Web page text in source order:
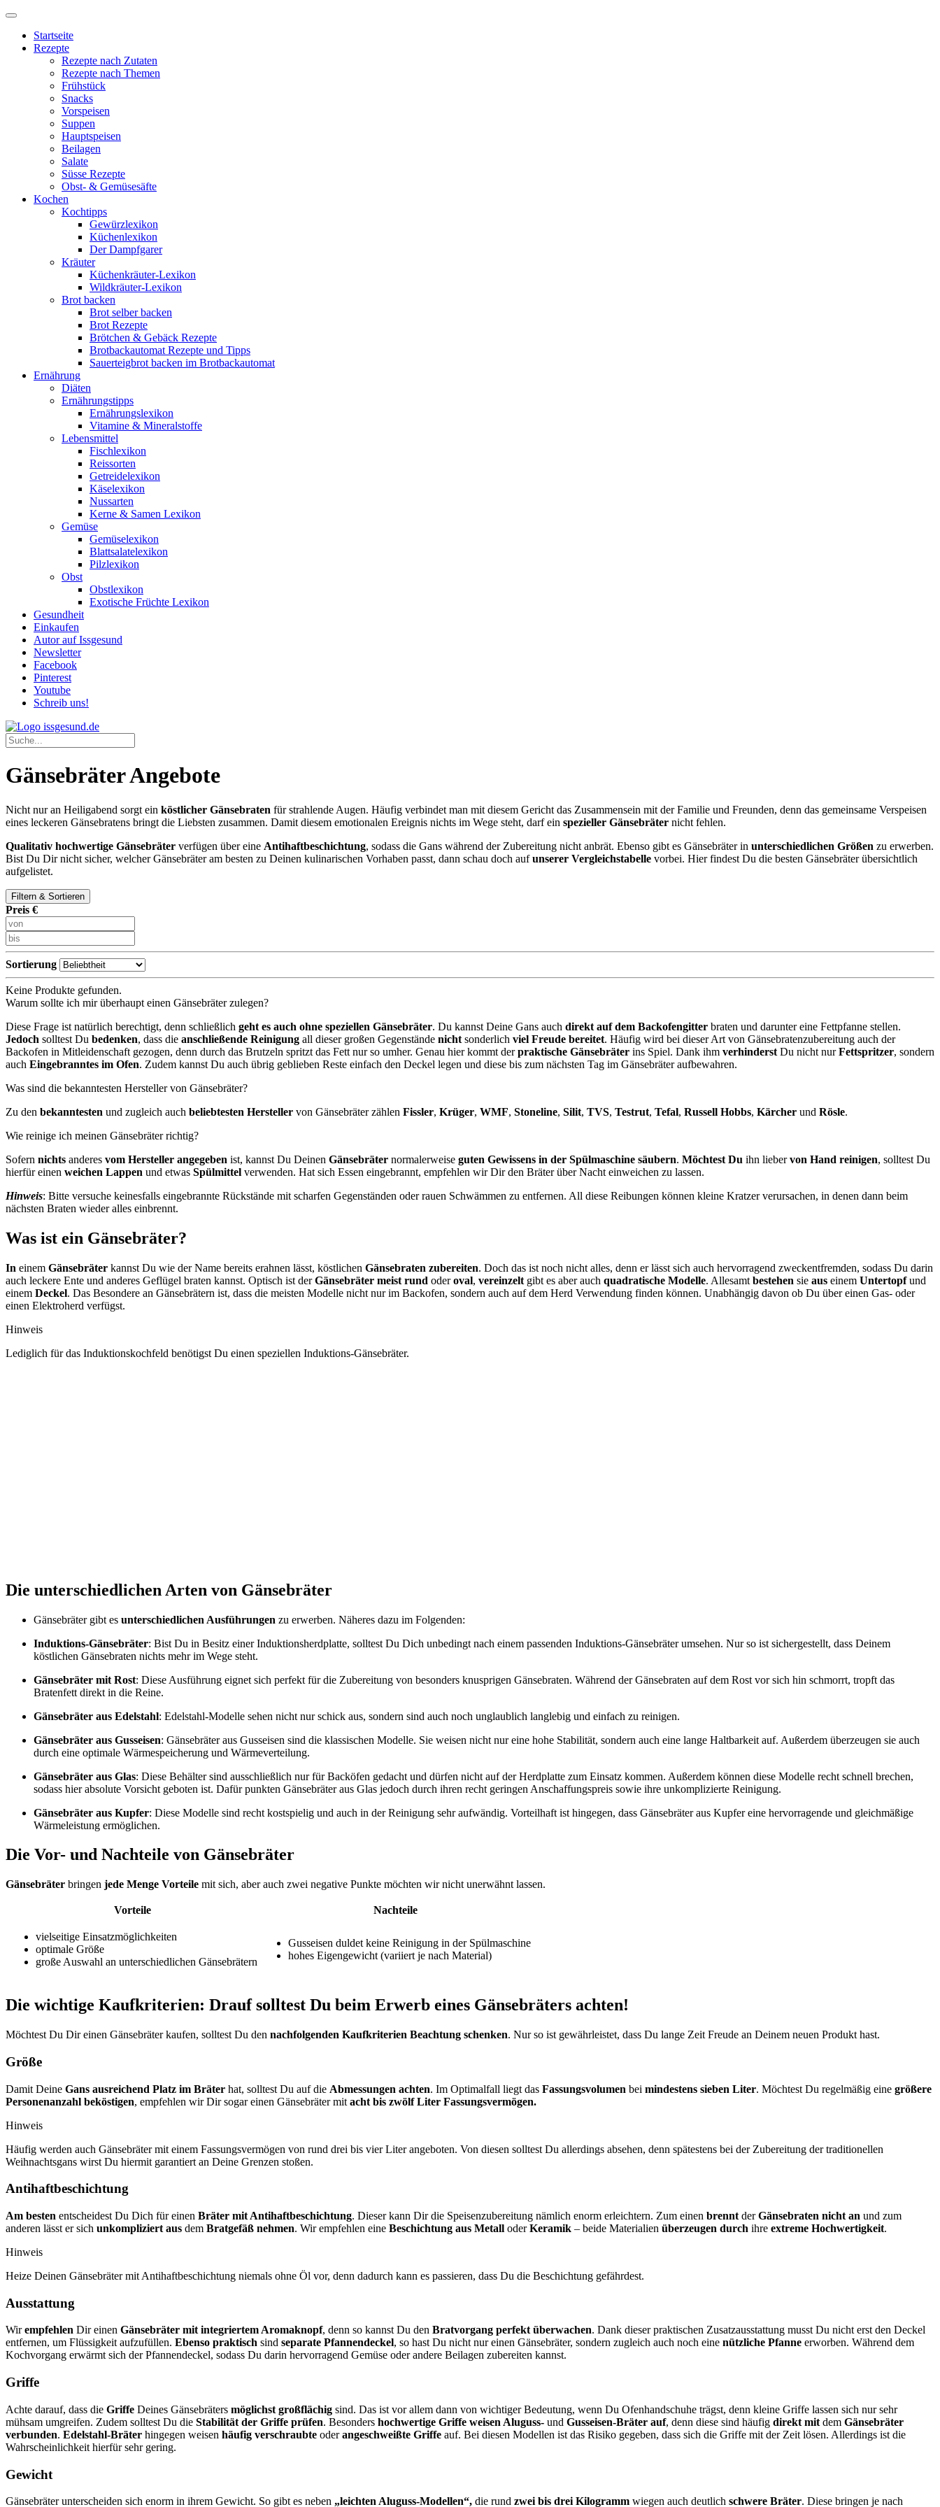
Startseite
Rezepte
Rezepte nach Zutaten
Rezepte nach Themen
Frühstück
Snacks
Vorspeisen
Suppen
Hauptspeisen
Beilagen
Salate
Süsse Rezepte
Obst- & Gemüsesäfte
Kochen
Kochtipps
Gewürzlexikon
Küchenlexikon
Der Dampfgarer
Kräuter
Küchenkräuter-Lexikon
Wildkräuter-Lexikon
Brot backen
Brot selber backen
Brot Rezepte
Brötchen & Gebäck Rezepte
Brotbackautomat Rezepte und Tipps
Sauerteigbrot backen im Brotbackautomat
Ernährung
Diäten
Ernährungstipps
Ernährungslexikon
Vitamine & Mineralstoffe
Lebensmittel
Fischlexikon
Reissorten
Getreidelexikon
Käselexikon
Nussarten
Kerne & Samen Lexikon
Gemüse
Gemüselexikon
Blattsalatelexikon
Pilzlexikon
Obst
Obstlexikon
Exotische Früchte Lexikon
Gesundheit
Einkaufen
Autor auf Issgesund
Newsletter
Facebook
Pinterest
Youtube
Schreib uns!
Gänsebräter Angebote
Nicht nur an Heiligabend sorgt ein köstlicher Gänsebraten für strahlende Augen. Häufig verbindet man mit diesem Gericht das Zusammensein mit der Familie und Freunden, denn das gemeinsame Verspeisen
eines leckeren Gänsebratens bringt die Liebsten zusammen. Damit diesem emotionalen Ereignis nichts im Wege steht, darf ein spezieller Gänsebräter nicht fehlen.
Qualitativ hochwertige Gänsebräter verfügen über eine Antihaftbeschichtung, sodass die Gans während der Zubereitung nicht anbrät. Ebenso gibt es Gänsebräter in unterschiedlichen Größen zu erwerben.
Bist Du Dir nicht sicher, welcher Gänsebräter am besten zu Deinen kulinarischen Vorhaben passt, dann schau doch aufunserer Vergleichstabelle vorbei. Hier findest Du die besten Gänsebräter übersichtlich
aufgelistet.
Filtern & Sortieren
Preis €
Sortierung
Keine Produkte gefunden.
Warum sollte ich mir überhaupt einen Gänsebräter zulegen?
Diese Frage ist natürlich berechtigt, denn schließlich geht es auch ohne speziellen Gänsebräter. Du kannst Deine Gans auch direkt auf dem Backofengitter braten und darunter eine Fettpfanne stellen.
Jedoch solltest Du bedenken, dass die anschließende Reinigung all dieser großen Gegenstände nicht sonderlich viel Freude bereitet. Häufig wird bei dieser Art von Gänsebratenzubereitung auch der
Backofen in Mitleidenschaft gezogen, denn durch das Brutzeln spritzt das Fett nur so umher. Genau hier kommt derpraktische Gänsebräter ins Spiel. Dank ihm verhinderst Du nicht nurFettspritzer, sondern
auch Eingebranntes im Ofen. Zudem kannst Du auch übrig geblieben Reste einfach den Deckel legen und diese bis zum nächsten Tag im Gänsebräter aufbewahren.
Was sind die bekanntesten Hersteller von Gänsebräter?
Zu den bekanntesten und zugleich auch beliebtesten Hersteller von Gänsebräter zählen Fissler, Krüger, WMF, Stoneline, Silit, TVS, Testrut, Tefal, Russell Hobbs, Kärcher und Rösle.
Wie reinige ich meinen Gänsebräter richtig?
Sofern nichts anderes vom Hersteller angegeben ist, kannst Du Deinen Gänsebräter normalerweise guten Gewissens in der Spülmaschine säubern. Möchtest Du ihn liebervon Hand reinigen, solltest Du
hierfür einen weichen Lappen und etwas Spülmittel verwenden. Hat sich Essen eingebrannt, empfehlen wir Dir den Bräter über Nacht einweichen zu lassen.
Hinweis: Bitte versuche keinesfalls eingebrannte Rückstände mit scharfen Gegenständen oder rauen Schwämmen zu entfernen. All diese Reibungen können kleine Kratzer verursachen, in denen dann beim
nächsten Braten wieder alles einbrennt.
Was ist ein Gänsebräter?
In einem Gänsebräter kannst Du wie der Name bereits erahnen lässt, köstlichen Gänsebraten zubereiten. Doch das ist noch nicht alles, denn er lässt sich auch hervorragend zweckentfremden, sodass Du darin
auch leckere Ente und anderes Geflügel braten kannst. Optisch ist derGänsebräter meist rund oderoval, vereinzelt gibt es aber auch quadratische Modelle. Allesamt bestehen sie aus einem Untertopfund
einem Deckel. Das Besondere an Gänsebrätern ist, dass die meisten Modelle nicht nur im Backofen, sondern auch auf dem Herd Verwendung finden können. Unabhängig davon ob Du über einen Gas- oder
einen Elektroherd verfügst.
Hinweis
Lediglich für das Induktionskochfeld benötigst Du einen speziellen Induktions-Gänsebräter.
Die unterschiedlichen Arten von Gänsebräter
Gänsebräter gibt es unterschiedlichen Ausführungen zu erwerben. Näheres dazu im Folgenden:
Induktions-Gänsebräter: Bist Du in Besitz einer Induktionsherdplatte, solltest Du Dich unbedingt nach einem passenden Induktions-Gänsebräter umsehen. Nur so ist sichergestellt, dass Deinem
köstlichen Gänsebraten nichts mehr im Wege steht.
Gänsebräter mit Rost: Diese Ausführung eignet sich perfekt für die Zubereitung von besonders knusprigen Gänsebraten. Während der Gänsebraten auf dem Rost vor sich hin schmorrt, tropft das
Bratenfett direkt in die Reine.
Gänsebräter aus Edelstahl: Edelstahl-Modelle sehen nicht nur schick aus, sondern sind auch noch unglaublich langlebig und einfach zu reinigen.
Gänsebräter aus Gusseisen: Gänsebräter aus Gusseisen sind die klassischen Modelle. Sie weisen nicht nur eine hohe Stabilität, sondern auch eine lange Haltbarkeit auf. Außerdem überzeugen sie auch
durch eine optimale Wärmespeicherung und Wärmeverteilung.
Gänsebräter aus Glas: Diese Behälter sind ausschließlich nur für Backöfen gedacht und dürfen nicht auf der Herdplatte zum Einsatz kommen. Außerdem können diese Modelle recht schnell brechen,
sodass hier absolute Vorsicht geboten ist. Dafür punkten Gänsebräter aus Glas jedoch durch ihren recht geringen Anschaffungspreis sowie ihre unkomplizierte Reinigung.
Gänsebräter aus Kupfer: Diese Modelle sind recht kostspielig und auch in der Reinigung sehr aufwändig. Vorteilhaft ist hingegen, dass Gänsebräter aus Kupfer eine hervorragende und gleichmäßige
Wärmeleistung ermöglichen.
Die Vor- und Nachteile von Gänsebräter
Gänsebräter bringen jede Menge Vorteile mit sich, aber auch zwei negative Punkte möchten wir nicht unerwähnt lassen.
Vorteile Nachteile
vielseitige Einsatzmöglichkeiten
optimale Größe
große Auswahl an unterschiedlichen Gänsebrätern
Gusseisen duldet keine Reinigung in der Spülmaschine
hohes Eigengewicht (variiert je nach Material)
Die wichtige Kaufkriterien: Drauf solltest Du beim Erwerb eines Gänsebräters achten!
Möchtest Du Dir einen Gänsebräter kaufen, solltest Du den nachfolgenden Kaufkriterien Beachtung schenken. Nur so ist gewährleistet, dass Du lange Zeit Freude an Deinem neuen Produkt hast.
Größe
Damit Deine Gans ausreichend Platz im Bräter hat, solltest Du auf die Abmessungen achten. Im Optimalfall liegt das Fassungsvolumen bei mindestens sieben Liter. Möchtest Du regelmäßig eine größere
Personenanzahl beköstigen, empfehlen wir Dir sogar einen Gänsebräter mit acht bis zwölf Liter Fassungsvermögen.
Hinweis
Häufig werden auch Gänsebräter mit einem Fassungsvermögen von rund drei bis vier Liter angeboten. Von diesen solltest Du allerdings absehen, denn spätestens bei der Zubereitung der traditionellen
Weihnachtsgans wirst Du hiermit garantiert an Deine Grenzen stoßen.
Antihaftbeschichtung
Am besten entscheidest Du Dich für einen Bräter mit Antihaftbeschichtung. Dieser kann Dir die Speisenzubereitung nämlich enorm erleichtern. Zum einen brennt derGänsebraten nicht an und zum
anderen lässt er sich unkompliziert aus dem Bratgefäß nehmen. Wir empfehlen eine Beschichtung aus Metall oderKeramik – beide Materialien überzeugen durch ihre extreme Hochwertigkeit.
Hinweis
Heize Deinen Gänsebräter mit Antihaftbeschichtung niemals ohne Öl vor, denn dadurch kann es passieren, dass Du die Beschichtung gefährdest.
Ausstattung
Wirempfehlen Dir einen Gänsebräter mit integriertem Aromaknopf, denn so kannst Du den Bratvorgang perfekt überwachen. Dank dieser praktischen Zusatzausstattung musst Du nicht erst den Deckel
entfernen, um Flüssigkeit aufzufüllen. Ebenso praktisch sind separate Pfannendeckel, so hast Du nicht nur einen Gänsebräter, sondern zugleich auch noch eine nützliche Pfanne erworben. Während dem
Kochvorgang erwärmt sich der Pfannendeckel, sodass Du darin hervorragend Gemüse oder andere Beilagen zubereiten kannst.
Griffe
Achte darauf, dass die Griffe Deines Gänsebräters möglichst großflächig sind. Das ist vor allem dann von wichtiger Bedeutung, wenn Du Ofenhandschuhe trägst, denn kleine Griffe lassen sich nur sehr
mühsam umgreifen. Zudem solltest Du die Stabilität der Griffe prüfen. Besonders hochwertige Griffe weisen Aluguss- und Gusseisen-Bräter auf, denn diese sind häufig direkt mit dem Gänsebräter
verbunden. Edelstahl-Bräter hingegen weisen häufig verschraubte oderangeschweißte Griffe auf. Bei diesen Modellen ist das Risiko gegeben, dass sich die Griffe mit der Zeit lösen. Allerdings ist die
Wahrscheinlichkeit hierfür sehr gering.
Gewicht
Gänsebräter unterscheiden sich enorm in ihrem Gewicht. So gibt es neben „leichten Aluguss-Modellen“, die rund zwei bis drei Kilogramm wiegen auch deutlich schwere Bräter. Diese bringen je nach